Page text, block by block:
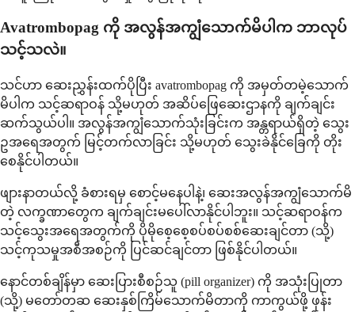
Avatrombopag ကို အလွန်အကျွံသောက်မိပါက ဘာလုပ်
သင့်သလဲ။
သင်ဟာ ဆေးညွှန်းထက်ပိုပြီး avatrombopag ကို အမှတ်တမဲ့သောက်
မိပါက သင့်ဆရာဝန် သို့မဟုတ် အဆိပ်ဖြေဆေးဌာနကို ချက်ချင်း
ဆက်သွယ်ပါ။ အလွန်အကျွံသောက်သုံးခြင်းက အန္တရာယ်ရှိတဲ့ သွေး
ဥအရေအတွက် မြင့်တက်လာခြင်း သို့မဟုတ် သွေးခဲနိုင်ခြေကို တိုး
စေနိုင်ပါတယ်။
ဖျားနာတယ်လို့ ခံစားရမှ စောင့်မနေပါနဲ့၊ ဆေးအလွန်အကျွံသောက်မိ
တဲ့ လက္ခဏာတွေက ချက်ချင်းမပေါ်လာနိုင်ပါဘူး။ သင့်ဆရာဝန်က
သင့်သွေးအရေအတွက်ကို ပိုမိုစေ့စေ့စပ်စပ်စစ်ဆေးချင်တာ (သို့)
သင့်ကုသမှုအစီအစဉ်ကို ပြင်ဆင်ချင်တာ ဖြစ်နိုင်ပါတယ်။
နောင်တစ်ချိန်မှာ ဆေးပြားစီစဉ်သူ (pill organizer) ကို အသုံးပြုတာ
(သို့) မတော်တဆ ဆေးနှစ်ကြိမ်သောက်မိတာကို ကာကွယ်ဖို့ ဖုန်း